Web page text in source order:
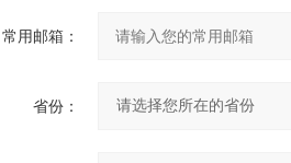
常用邮箱：
省份：